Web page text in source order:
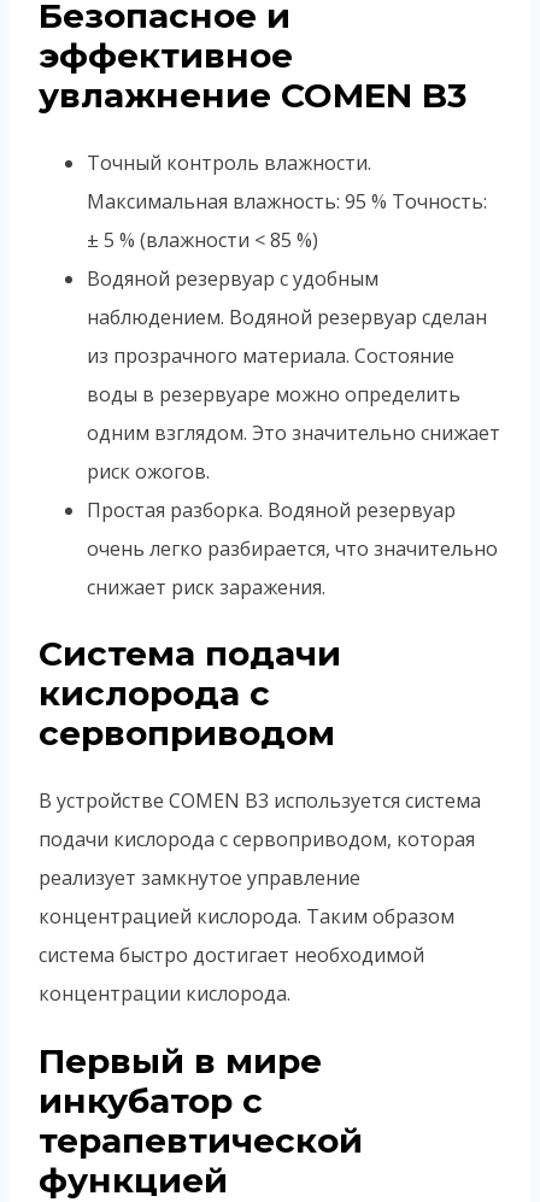
Безопасное и
эффективное
увлажнение COMEN B3
Точный контроль влажности.
Максимальная влажность: 95 % Точность:
± 5 % (влажности < 85 %)
Водяной резервуар с удобным
наблюдением. Водяной резервуар сделан
из прозрачного материала. Состояние
воды в резервуаре можно определить
одним взглядом. Это значительно снижает
риск ожогов.
Простая разборка. Водяной резервуар
очень легко разбирается, что значительно
снижает риск заражения.
Система подачи
кислорода с
сервоприводом
В устройстве COMEN B3 используется система
подачи кислорода с сервоприводом, которая
реализует замкнутое управление
концентрацией кислорода. Таким образом
система быстро достигает необходимой
концентрации кислорода.
Первый в мире
инкубатор с
терапевтической
функцией